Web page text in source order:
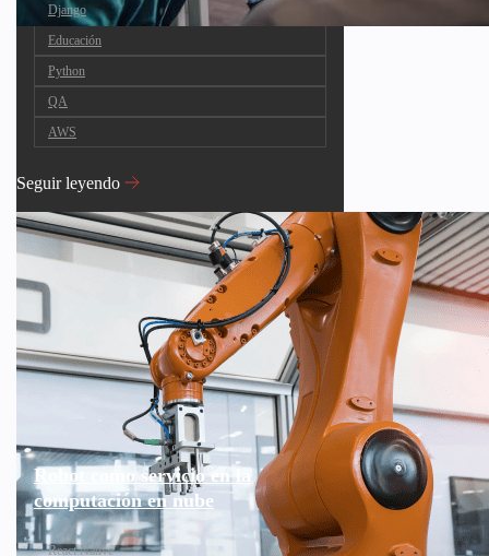
Django
Educación
Python
QA
AWS
Seguir leyendo
Robot como servicio en la
computación en nube
React Native